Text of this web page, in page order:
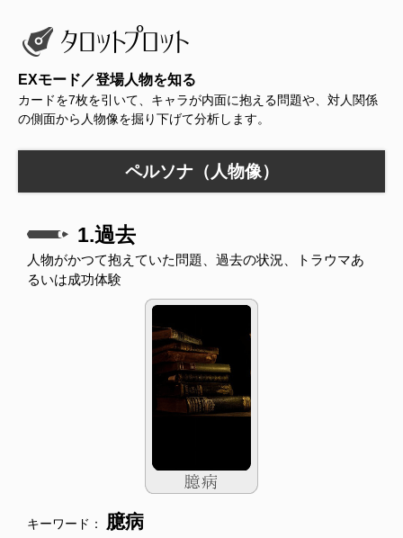
EXモード／登場人物を知る
カードを7枚を引いて、キャラが内面に抱える問題や、対人関係
の側面から人物像を掘り下げて分析します。
ペルソナ（人物像）
1.過去
人物がかつて抱えていた問題、過去の状況、トラウマあ
るいは成功体験
キーワード： 臆病